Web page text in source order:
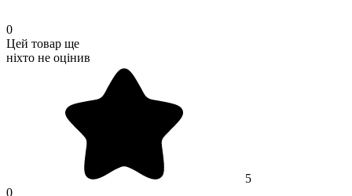
0
Цей товар ще
ніхто не оцінив
5
0